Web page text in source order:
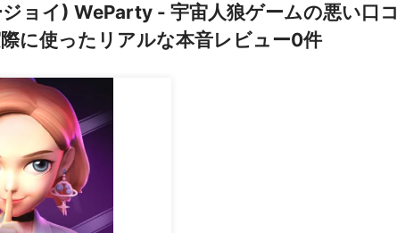
ョイ) WeParty - 宇宙人狼ゲームの悪い口コ
に使ったリアルな本音レビュー0件